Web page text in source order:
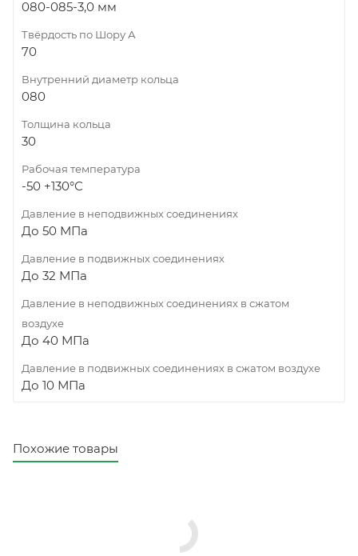
080-085-3,0 мм
Твёрдость по Шору А
70
Внутренний диаметр кольца
080
Толщина кольца
30
Рабочая температура
-50 +130°С
Давление в неподвижных соединениях
До 50 МПа
Давление в подвижных соединениях
До 32 МПа
Давление в неподвижных соединениях в сжатом
воздухе
До 40 МПа
Давление в подвижных соединениях в сжатом воздухе
До 10 МПа
Похожие товары